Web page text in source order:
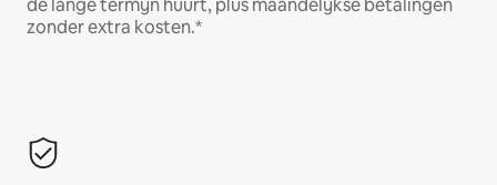
de lange termijn huurt, plus maandelijkse betalingen
zonder extra kosten.*